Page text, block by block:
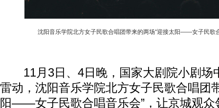
沈阳音乐学院北方女子民歌合唱团带来的两场“迎接太阳——女子民歌
11月3日、4日晚，国家大剧院小剧场
雷动，沈阳音乐学院北方女子民歌合唱团
阳——女子民歌合唱音乐会”，让京城观众